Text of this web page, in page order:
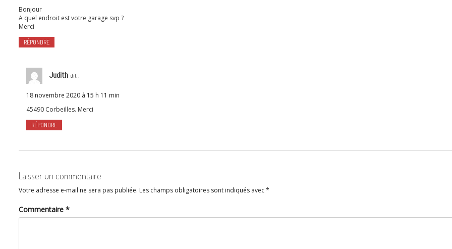
Bonjour
A quel endroit est votre garage svp ?
Merci
RÉPONDRE
Judith dit :
18 novembre 2020 à 15 h 11 min
45490 Corbeilles. Merci
RÉPONDRE
Laisser un commentaire
Votre adresse e-mail ne sera pas publiée. Les champs obligatoires sont indiqués avec*
Commentaire *